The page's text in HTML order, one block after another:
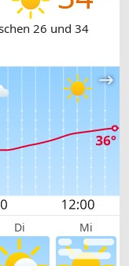
26 und 34
Di Mi